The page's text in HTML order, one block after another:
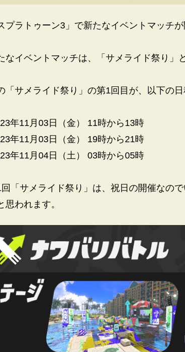
ラトゥーン3」で新たなイベントマッチが
イベントマッチは、「サメライド祭り」
サメライド祭り」の第1回目が、以下の日
年11月03日（金） 11時から13時
年11月03日（金） 19時から21時
年11月04日（土） 03時から05時
「サメライド祭り」は、祝日の開催なの
思われます。